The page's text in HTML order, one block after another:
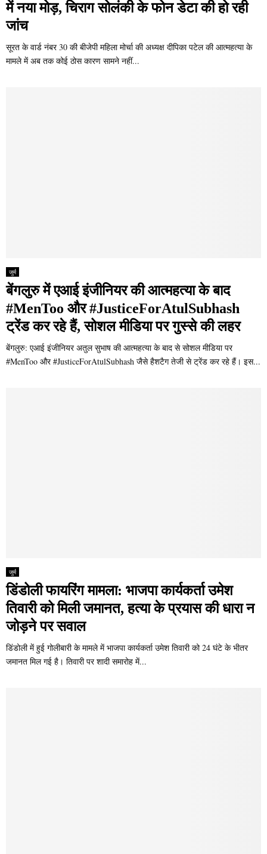
में नया मोड़, चिराग सोलंकी के फोन डेटा की हो रही
जांच
सूरत के वार्ड नंबर 30 की बीजेपी महिला मोर्चा की अध्यक्ष दीपिका पटेल की आत्महत्या के
मामले में अब तक कोई ठोस कारण सामने नहीं...
जुर्म
बेंगलुरु में एआई इंजीनियर की आत्महत्या के बाद
#MenToo और #JusticeForAtulSubhash
ट्रेंड कर रहे हैं, सोशल मीडिया पर गुस्से की लहर
बेंगलुरु: एआई इंजीनियर अतुल सुभाष की आत्महत्या के बाद से सोशल मीडिया पर
#MenToo और #JusticeForAtulSubhash जैसे हैशटैग तेजी से ट्रेंड कर रहे हैं। इस...
जुर्म
डिंडोली फायरिंग मामला: भाजपा कार्यकर्ता उमेश
तिवारी को मिली जमानत, हत्या के प्रयास की धारा न
जोड़ने पर सवाल
डिंडोली में हुई गोलीबारी के मामले में भाजपा कार्यकर्ता उमेश तिवारी को 24 घंटे के भीतर
जमानत मिल गई है। तिवारी पर शादी समारोह में...